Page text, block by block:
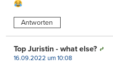
Antworten
Top Juristin - what else?
16.09.2022 um 10:08